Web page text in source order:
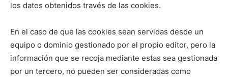
los datos obtenidos través de las cookies.
En el caso de que las cookies sean servidas desde un
equipo o dominio gestionado por el propio editor, pero la
información que se recoja mediante estas sea gestionada
por un tercero, no pueden ser consideradas como